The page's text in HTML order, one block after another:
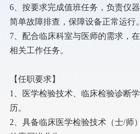
6、按要求完成值班任务，负责仪
简单故障排查，保障设备正常运行。
7、配合临床科室与医师的需求，
相关工作任务。
【任职要求】
1、医学检验技术、临床检验诊断
历。
2、具备临床医学检验技术（士/师